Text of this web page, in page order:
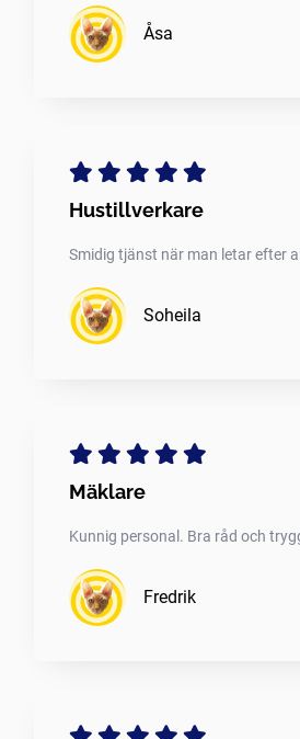
Åsa
Hustillverkare
Smidig tjänst när man letar efter
Soheila
Mäklare
Kunnig personal. Bra råd och
Fredrik